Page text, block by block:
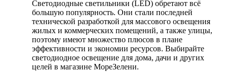
Светодиодные светильники (LED) обретают всё
большую популярность. Они стали последней
технической разработкой для массового освещения
жилых и коммерческих помещений, а также улицы,
поэтому имеют множество плюсов в плане
эффективности и экономии ресурсов. Выбирайте
светодиодное освещение для дома, дачи и других
целей в магазине МореЗелени.